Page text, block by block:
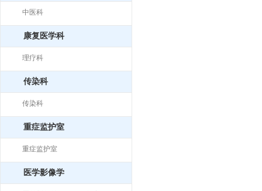
中医科
康复医学科
理疗科
传染科
传染科
重症监护室
重症监护室
医学影像学